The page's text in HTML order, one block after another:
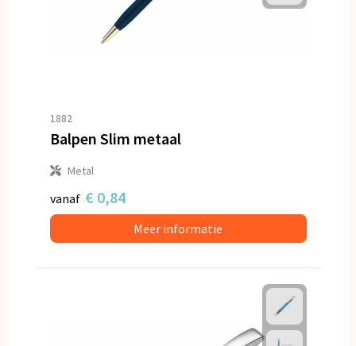
1882
Balpen Slim metaal
Metal
vanaf € 0,84
Meer informatie